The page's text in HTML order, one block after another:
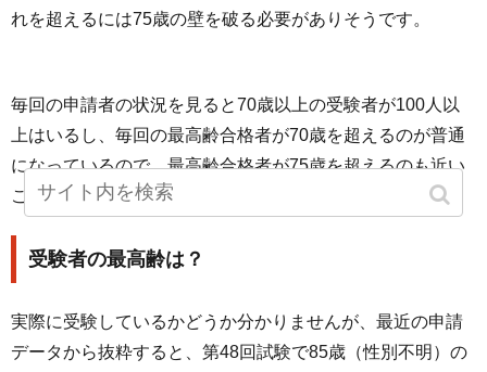
れを超えるには75歳の壁を破る必要がありそうです。
毎回の申請者の状況を見ると70歳以上の受験者が100人以
上はいるし、毎回の最高齢合格者が70歳を超えるのが普通
になっているので、最高齢合格者が75歳を超えるのも近い
ことと思います。
受験者の最高齢は？
実際に受験しているかどうか分かりませんが、最近の申請
データから抜粋すると、第48回試験で85歳（性別不明）の